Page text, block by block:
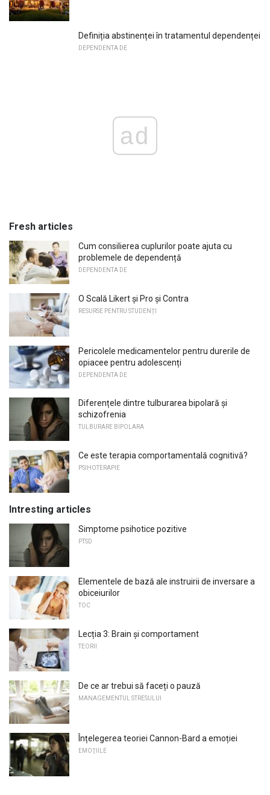
Definiția abstinenței în tratamentul dependenței
DEPENDENTA DE
ad
Fresh articles
Cum consilierea cuplurilor poate ajuta cu
problemele de dependență
DEPENDENTA DE
O Scală Likert și Pro și Contra
RESURSE PENTRU STUDENȚI
Pericolele medicamentelor pentru durerile de
opiacee pentru adolescenți
DEPENDENTA DE
Diferențele dintre tulburarea bipolară și
schizofrenia
TULBURARE BIPOLARA
Ce este terapia comportamentală cognitivă?
PSIHOTERAPIE
Intresting articles
Simptome psihotice pozitive
PTSD
Elementele de bază ale instruirii de inversare a
obiceiurilor
TOC
Lecția 3: Brain și comportament
TEORII
De ce ar trebui să faceți o pauză
MANAGEMENTUL STRESULUI
Înțelegerea teoriei Cannon-Bard a emoției
EMOŢIILE